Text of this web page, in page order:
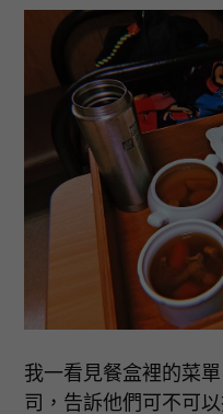
我一看見餐盒裡的菜
司，告訴他們可不可